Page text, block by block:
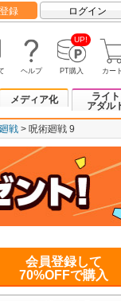
録 ログイン
ヘルプ
UP!
PT購入 カート
メディア化
ライト
アダル
戦 呪術廻戦 9
会員登録して
70%OFFで購入